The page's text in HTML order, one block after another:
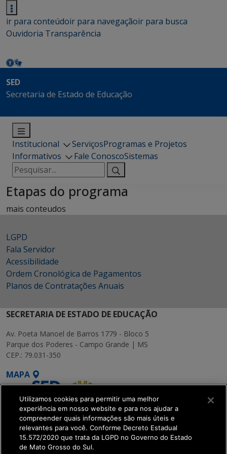
ir para conteúdoir para navegaçãoir para busca
Ouvidoria Transparência
SED
Secretaria de Estado de Educação
Institucional ServiçosProgramas e Projetos
Informativos
Fale ConoscoSistemas
Pesquisar
por:
Etapas do programa
mais conteudos
LGPD
Fala Servidor
Acessibilidade
Ordem Cronológica de Pagamentos
Planos de Contratações Anuais
SECRETARIA DE ESTADO DE EDUCAÇÃO
Av. Poeta Manoel de Barros 1779 - Bloco 5
Parque dos Poderes - Campo Grande | MS
CEP.: 79.031-350
MAPA
SETDIG | Secretaria-
Utilizamos cookies para permitir uma melhor
experiência em nosso website e para nos ajudar a
compreender quais informações são mais úteis e
relevantes para você. Conforme Decreto Estadual
15.572/2020 que trata da LGPD no Governo do Estado
de Mato Grosso do Sul.